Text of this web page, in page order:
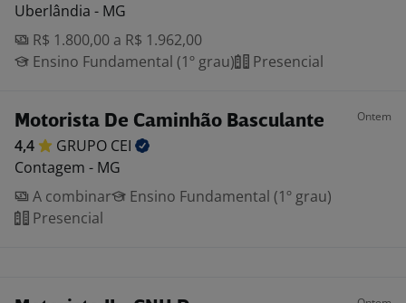
Uberlândia - MG
R$ 1.800,00 a R$ 1.962,00
Ensino Fundamental (1º grau)
Presencial
Motorista De Caminhão Basculante Ontem
4,4 GRUPO CEI
Contagem - MG
A combinar
Ensino Fundamental (1º grau)
Presencial